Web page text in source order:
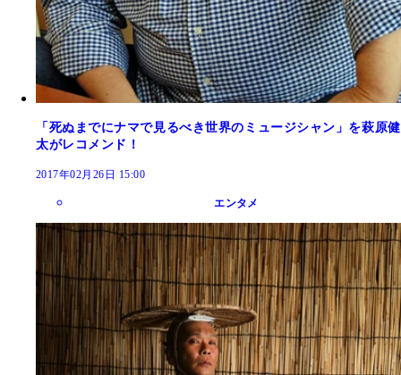
「死ぬまでにナマで見るべき世界のミュージシャン」を萩原健
太がレコメンド！
2017年02月26日 15:00
エンタメ